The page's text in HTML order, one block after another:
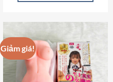
Giảm giá!